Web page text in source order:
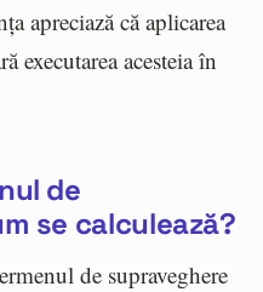
apreciază că aplicarea
executarea acesteia în
de
se calculează?
de supraveghere